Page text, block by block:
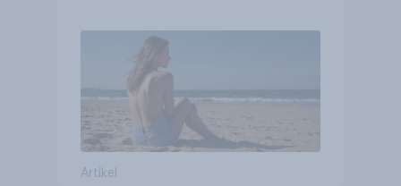
Artikel